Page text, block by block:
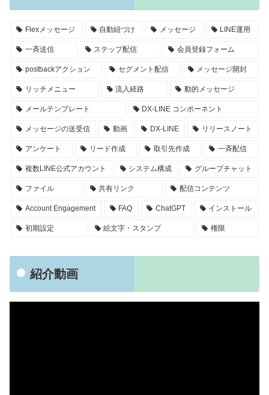
Flexメッセージ 自動紐づけ メッセージ LINE運用
一斉送信 ステップ配信 会員登録フォーム
postbackアクション セグメント配信 メッセージ開封
リッチメニュー 流入経路 動的メッセージ
メールテンプレート DX-LINE コンポーネント
メッセージの送受信 動画 DX-LINE リリースノート
アンケート リード作成 取引先作成 一斉配信
複数LINE公式アカウント システム構成 グループチャット
ファイル 共有リンク 配信コンテンツ
Account Engagement FAQ ChatGPT インストール
初期設定 絵文字・スタンプ 権限
紹介動画